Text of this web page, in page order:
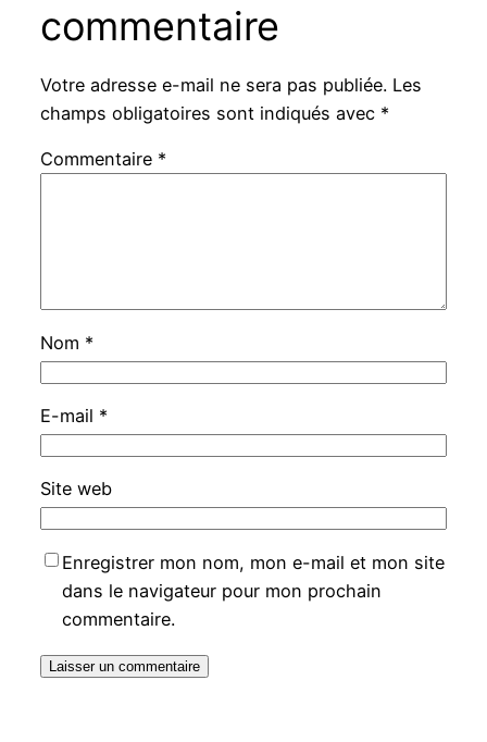
commentaire
Votre adresse e-mail ne sera pas publiée. Les
champs obligatoires sont indiqués avec *
Commentaire *
Nom *
E-mail *
Site web
Enregistrer mon nom, mon e-mail et mon site
dans le navigateur pour mon prochain
commentaire.